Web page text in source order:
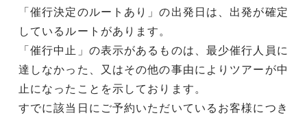
「催行決定のルートあり」の出発日は、出発が確定
しているルートがあります。
「催行中止」の表示があるものは、最少催行人員に
達しなかった、又はその他の事由によりツアーが中
止になったことを示しております。
すでに該当日にご予約いただいているお客様につき